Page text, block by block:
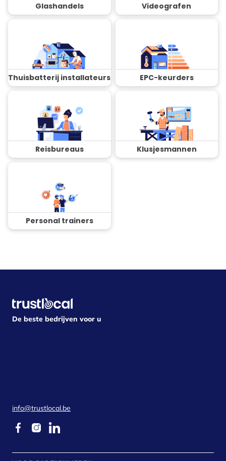
Glashandels Videografen
Thuisbatterij installateurs EPC-keurders
Reisbureaus Klusjesmannen
Personal trainers
De beste bedrijven voor u
info@trustlocal.be